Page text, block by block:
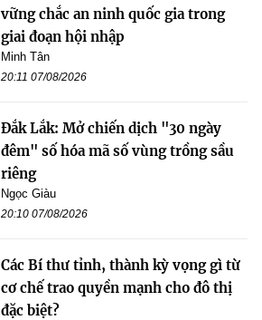
vững chắc an ninh quốc gia trong
giai đoạn hội nhập
Minh Tân
20:11 07/08/2026
Đắk Lắk: Mở chiến dịch "30 ngày
đêm" số hóa mã số vùng trồng sầu
riêng
Ngọc Giàu
20:10 07/08/2026
Các Bí thư tỉnh, thành kỳ vọng gì từ
cơ chế trao quyền mạnh cho đô thị
đặc biệt?